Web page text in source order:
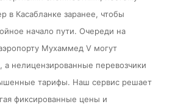
в Касабланке заранее, чтобы
начало пути. Очереди на
Мухаммед V могут
а нелицензированные перевозчики
тарифы. Наш сервис решает
фиксированные цены и